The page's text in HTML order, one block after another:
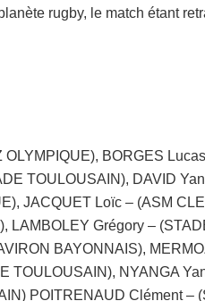
rugby, le match étant
BORGES
TOULOUSAIN), DAVID
JACQUET Loïc – (ASM
LAMBOLEY Grégory –
BAYONNAIS),
TOULOUSAIN), NYANGA
POITRENAUD Clément –